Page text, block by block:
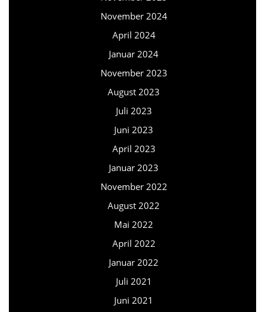
November 2024
April 2024
Januar 2024
November 2023
August 2023
Juli 2023
Juni 2023
April 2023
Januar 2023
November 2022
August 2022
Mai 2022
April 2022
Januar 2022
Juli 2021
Juni 2021